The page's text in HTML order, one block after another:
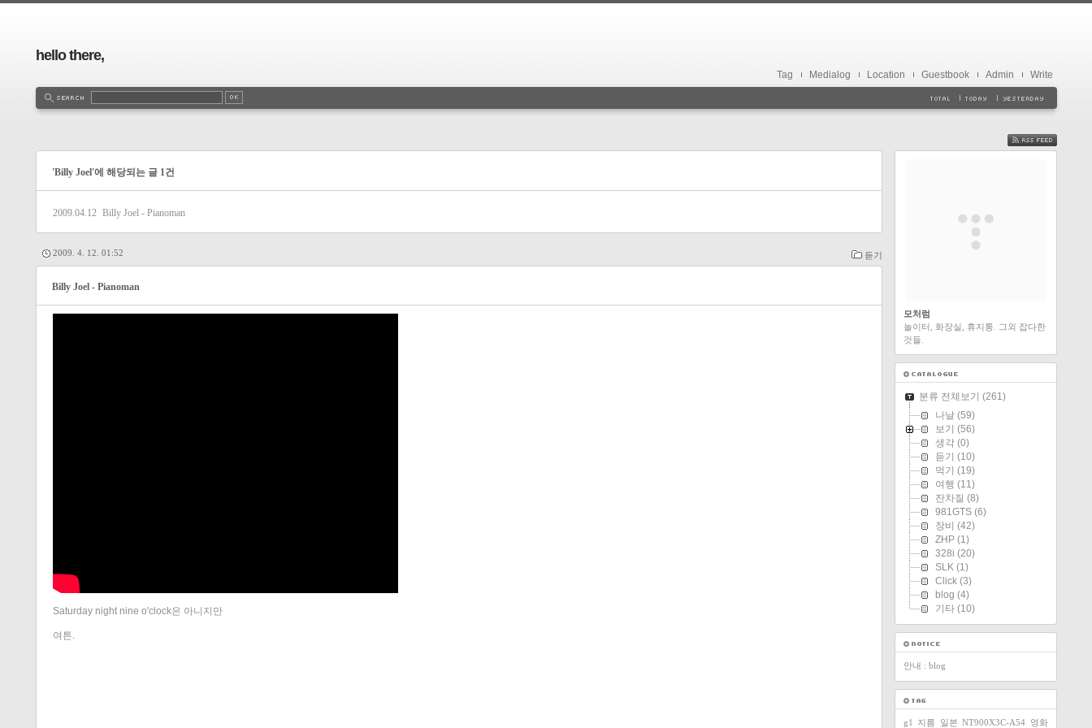
hello there,
Tag Medialog Location Guestbook Admin Write
'Billy Joel'에 해당되는 글 1건
2009.04.12 Billy Joel - Pianoman
듣기
2009. 4. 12. 01:52
Billy Joel - Pianoman
Saturday night nine o'clock은 아니지만
여튼.
FEED
모처럼
놀이터, 화장실, 휴지통. 그외 잡다한
것들.
분류 전체보기 (261)
나날(59)
보기 (56)
생각(0)
듣기 (10)
먹기 (19)
여행 (11)
잔차질 (8)
981GTS(6)
장비 (42)
ZHP(1)
328i (20)
SLK(1)
Click(3)
blog (4)
기타(10)
안내 : blog
g1 지름 일본 NT900X3C-A54 영화